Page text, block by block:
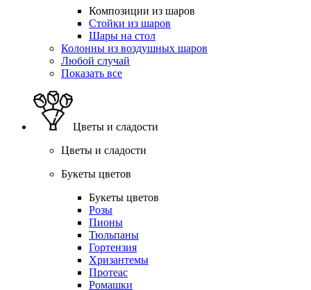
Композиции из шаров
Стойки из шаров
Шары на стол
Колонны из воздушных шаров
Любой случай
Показать все
Цветы и сладости
Цветы и сладости
Букеты цветов
Букеты цветов
Розы
Пионы
Тюльпаны
Гортензия
Хризантемы
Протеас
Ромашки